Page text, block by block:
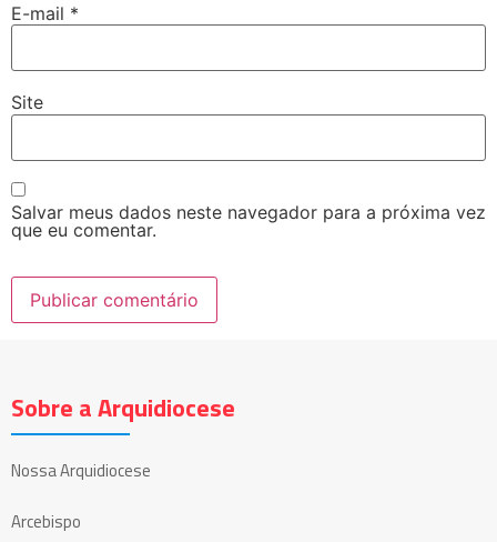
E-mail *
Site
Salvar meus dados neste navegador para a próxima vez
que eu comentar.
Sobre a Arquidiocese
Nossa Arquidiocese
Arcebispo